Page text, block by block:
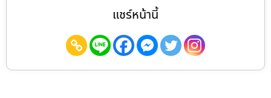
แชร์หน้านี้